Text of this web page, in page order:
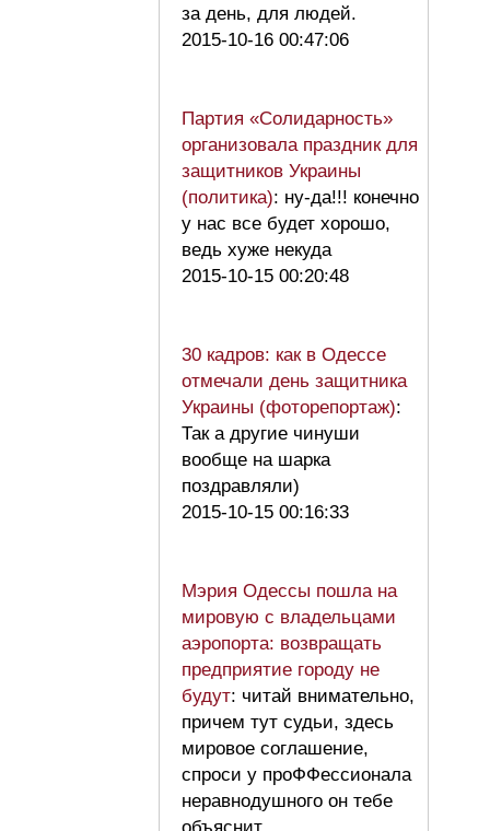
за день, для людей.
2015-10-16 00:47:06
Партия «Солидарность»
организовала праздник для
защитников Украины
(политика): ну-да!!! конечно
у нас все будет хорошо,
ведь хуже некуда
2015-10-15 00:20:48
30 кадров: как в Одессе
отмечали день защитника
Украины (фоторепортаж):
Так а другие чинуши
вообще на шарка
поздравляли)
2015-10-15 00:16:33
Мэрия Одессы пошла на
мировую с владельцами
аэропорта: возвращать
предприятие городу не
будут: читай внимательно,
причем тут судьи, здесь
мировое соглашение,
спроси у проФФессионала
неравнодушного он тебе